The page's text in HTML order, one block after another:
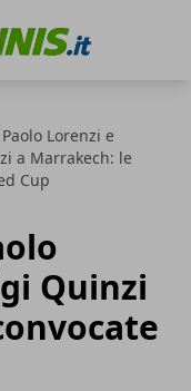
Lorenzi e
a Marrakech: le
Cup
Quinzi